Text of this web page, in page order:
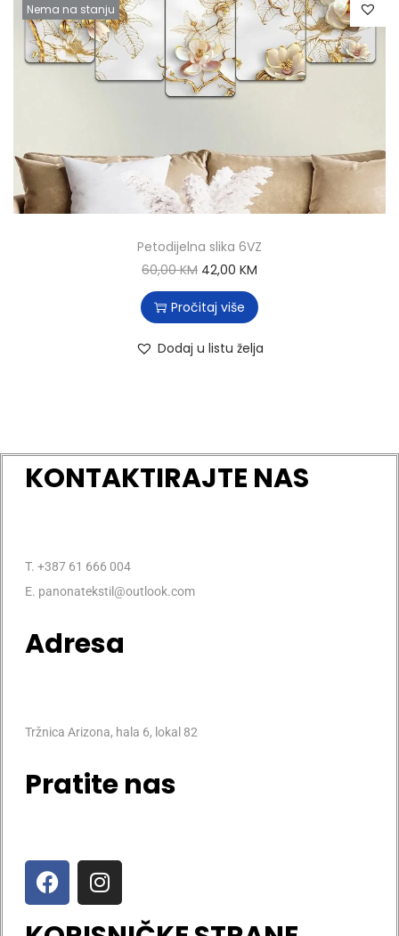
Nema na stanju
Petodijelna slika 6VZ
60,00KM 42,00 KM
Pročitaj više
Dodaj u listu želja
KONTAKTIRAJTE NAS
T. +387 61 666 004
E. panonatekstil@outlook.com
Adresa
Tržnica Arizona, hala 6, lokal 82
Pratite nas